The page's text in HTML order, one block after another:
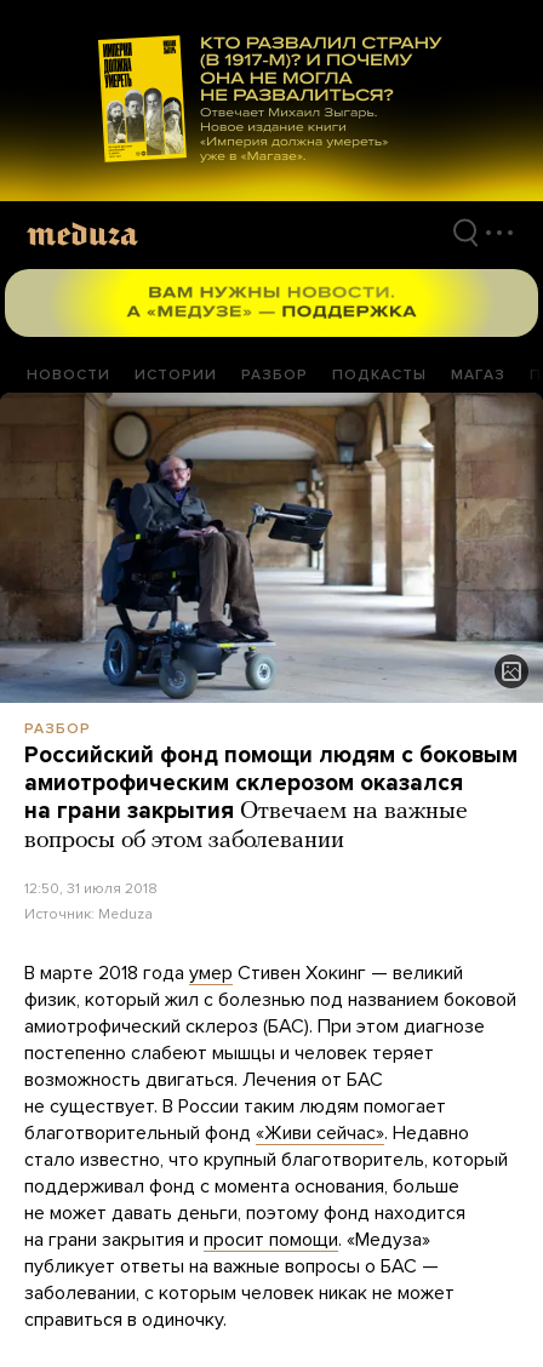
материалам
НОВОСТИ ИСТОРИИ РАЗБОР ПОДКАСТЫ МАГАЗ
РАЗБОР
Российский фонд помощи людям с боковым
амиотрофическим склерозом оказался
на грани закрытия Отвечаем на важные
вопросы об этом заболевании
12:50, 31 июля 2018
Источник: Meduza
В марте 2018 года умер Стивен Хокинг — великий
физик, который жил с болезнью под названием боковой
амиотрофический склероз (БАС). При этом диагнозе
постепенно слабеют мышцы и человек теряет
возможность двигаться. Лечения от БАС
не существует. В России таким людям помогает
благотворительный фонд «Живи сейчас». Недавно
стало известно, что крупный благотворитель, который
поддерживал фонд с момента основания, больше
не может давать деньги, поэтому фонд находится
на грани закрытия и просит помощи. «Медуза»
публикует ответы на важные вопросы о БАС —
заболевании, с которым человек никак не может
справиться в одиночку.